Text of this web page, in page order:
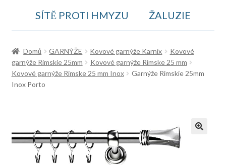
KontaktSÍTĚ PROTI HMYZU ŽALUZIE
Domů GARNÝŽE Kovové garnýže Karnix
Kovové
garnýže Rimskie 25mm
Kovové garnýže Rimske 25 mm
Kovové garnýže Rimske 25 mm Inox
Garnýže Rimskie 25mm
Inox Porto